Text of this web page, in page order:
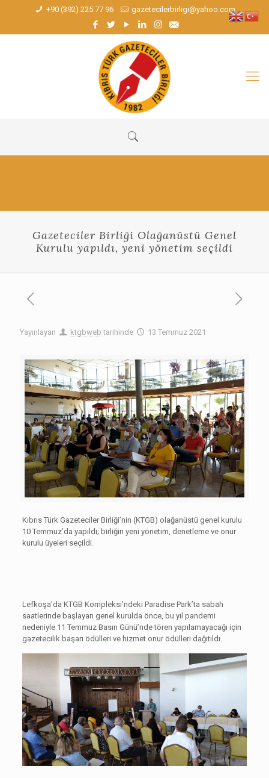
+90 (392) 225 77 96 gazetecilerbirligi@yahoo.com
Gazeteciler Birliği Olağanüstü Genel
Kurulu yapıldı, yeni yönetim seçildi
Yayınlayan ktgbweb tarihinde 13 Temmuz 2021
Kıbrıs Türk Gazeteciler Birliği’nin (KTGB) olağanüstü genel kurulu
10 Temmuz’da yapıldı; birliğin yeni yönetim, denetleme ve onur
kurulu üyeleri seçildi.
Lefkoşa’da KTGB Kompleksi’ndeki Paradise Park’ta sabah
saatlerinde başlayan genel kurulda önce, bu yıl pandemi
nedeniyle 11 Temmuz Basın Günü’nde tören yapılamayacağı için
gazetecilik başarı ödülleri ve hizmet onur ödülleri dağıtıldı.